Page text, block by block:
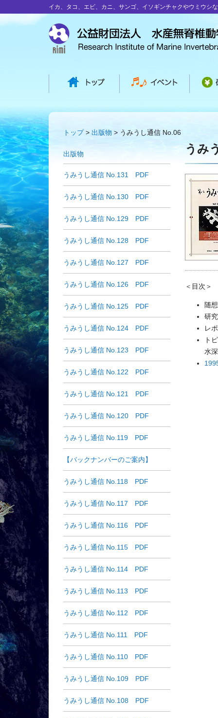
イカ、タコ、エビ、カニ、サンゴ、イソギンチャクやウミウシ
トップ 出版物 うみうし通信 No.06
出版物
うみうし通信 No.131 PDF
うみうし通信 No.130 PDF
うみうし通信 No.129 PDF
うみうし通信 No.128 PDF
うみうし通信 No.127 PDF
うみうし通信 No.126 PDF
うみうし通信 No.125 PDF
うみうし通信 No.124 PDF
うみうし通信 No.123 PDF
うみうし通信 No.122 PDF
うみうし通信 No.121 PDF
うみうし通信 No.120 PDF
うみうし通信 No.119 PDF
【バックナンバーのご案内】
うみうし通信 No.118 PDF
うみうし通信 No.117 PDF
うみうし通信 No.116 PDF
うみうし通信 No.115 PDF
うみうし通信 No.114 PDF
うみうし通信 No.113 PDF
うみうし通信 No.112 PDF
うみうし通信 No.111 PDF
うみうし通信 No.110 PDF
うみうし通信 No.109 PDF
うみうし通信 No.108 PDF
うみ
＜目次＞
随
研
レ
ト
水